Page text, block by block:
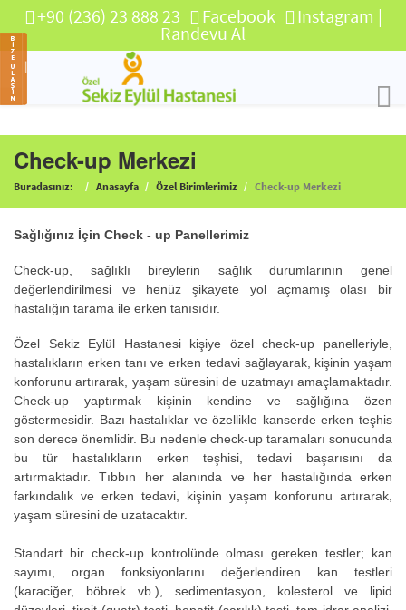
+90 (236) 23 888 23 Facebook Instagram |
Randevu Al
Check-up Merkezi
Buradasınız: Anasayfa Özel Birimlerimiz Check-up Merkezi
Sağlığınız İçin Check - up Panellerimiz
Check-up, sağlıklı bireylerin sağlık durumlarının genel
değerlendirilmesi ve henüz şikayete yol açmamış olası bir
hastalığın tarama ile erken tanısıdır.
Özel Sekiz Eylül Hastanesi kişiye özel check-up panelleriyle,
hastalıkların erken tanı ve erken tedavi sağlayarak, kişinin yaşam
konforunu artırarak, yaşam süresini de uzatmayı amaçlamaktadır.
Check-up yaptırmak kişinin kendine ve sağlığına özen
göstermesidir. Bazı hastalıklar ve özellikle kanserde erken teşhis
son derece önemlidir. Bu nedenle check-up taramaları sonucunda
bu tür hastalıkların erken teşhisi, tedavi başarısını da
artırmaktadır. Tıbbın her alanında ve her hastalığında erken
farkındalık ve erken tedavi, kişinin yaşam konforunu artırarak,
yaşam süresini de uzatacaktır.
Standart bir check-up kontrolünde olması gereken testler; kan
sayımı, organ fonksiyonlarını değerlendiren kan testleri
(karaciğer, böbrek vb.), sedimentasyon, kolesterol ve lipid